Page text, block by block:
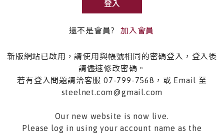
登入
還不是會員? 加入會員
新版網站已啟用，請使用與帳號相同的密碼登入，登入後
請儘速修改密碼。
若有登入問題請洽客服 07-799-7568，或 Email 至
steelnet.com@gmail.com
Our new website is now live.
Please log in using your account name as the